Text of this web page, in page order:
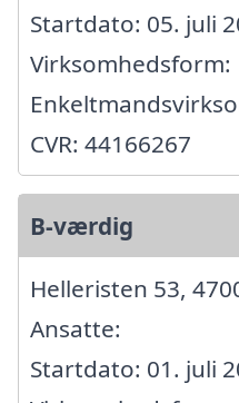
Startdato: 05. juli
Virksomhedsform:
CVR: 44166267
B-værdig
Helleristen 53,
Ansatte:
Startdato: 01. juli